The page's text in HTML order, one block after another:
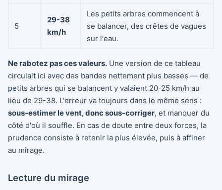
5
29-38
km/h
Les petits arbres commencent à
se balancer, des crêtes de vagues
sur l'eau.
Ne rabotez pas ces valeurs. Une version de ce tableau
circulait ici avec des bandes nettement plus basses — de
petits arbres qui se balancent y valaient 20-25 km/h au
lieu de 29-38. L'erreur va toujours dans le même sens :
sous-estimer le vent, donc sous-corriger, et manquer du
côté d'où il souffle. En cas de doute entre deux forces, la
prudence consiste à retenir la plus élevée, puis à affiner
au mirage.
Lecture du mirage